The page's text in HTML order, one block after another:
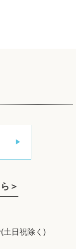
＞
土日祝除く)